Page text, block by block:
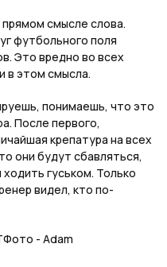
смысле слова.
футбольного поля
Это вредно во всех
в этом смысла.
понимаешь, что это
После первого,
крепатура на всех
они будут сбавляться,
гуськом. Только
видел, кто по-
Фото - Adam